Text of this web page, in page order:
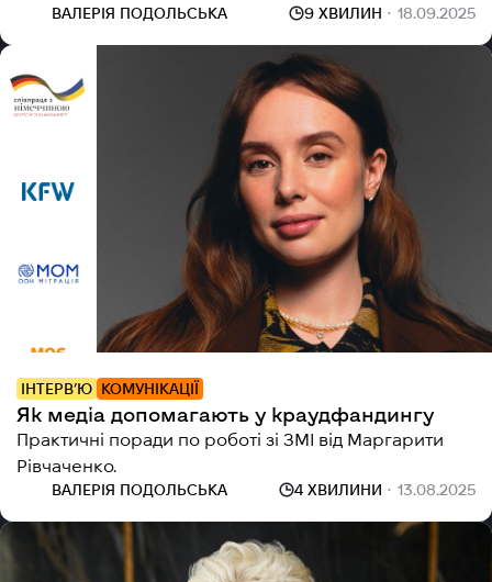
289 гривень.
ВАЛЕРІЯ ПОДОЛЬСЬКА 9 ХВИЛИН 18.09.2025
ІНТЕРВ’Ю КОМУНІКАЦІЇ
Як медіа допомагають у краудфандингу
Практичні поради по роботі зі ЗМІ від Маргарити
Рівчаченко.
ВАЛЕРІЯ ПОДОЛЬСЬКА 4 ХВИЛИНИ 13.08.2025